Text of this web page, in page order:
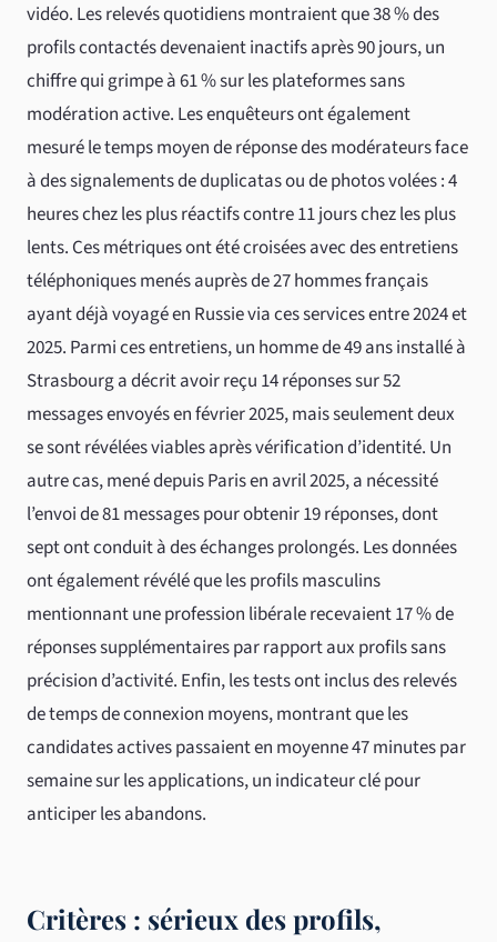
vidéo. Les relevés quotidiens montraient que 38 % des
profils contactés devenaient inactifs après 90 jours, un
chiffre qui grimpe à 61 % sur les plateformes sans
modération active. Les enquêteurs ont également
mesuré le temps moyen de réponse des modérateurs face
à des signalements de duplicatas ou de photos volées : 4
heures chez les plus réactifs contre 11 jours chez les plus
lents. Ces métriques ont été croisées avec des entretiens
téléphoniques menés auprès de 27 hommes français
ayant déjà voyagé en Russie via ces services entre 2024 et
2025. Parmi ces entretiens, un homme de 49 ans installé à
Strasbourg a décrit avoir reçu 14 réponses sur 52
messages envoyés en février 2025, mais seulement deux
se sont révélées viables après vérification d’identité. Un
autre cas, mené depuis Paris en avril 2025, a nécessité
l’envoi de 81 messages pour obtenir 19 réponses, dont
sept ont conduit à des échanges prolongés. Les données
ont également révélé que les profils masculins
mentionnant une profession libérale recevaient 17 % de
réponses supplémentaires par rapport aux profils sans
précision d’activité. Enfin, les tests ont inclus des relevés
de temps de connexion moyens, montrant que les
candidates actives passaient en moyenne 47 minutes par
semaine sur les applications, un indicateur clé pour
anticiper les abandons.
Critères : sérieux des profils,